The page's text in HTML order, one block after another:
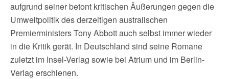
aufgrund seiner betont kritischen Äußerungen gegen die
Umweltpolitik des derzeitigen australischen
Premierministers Tony Abbott auch selbst immer wieder
in die Kritik gerät. In Deutschland sind seine Romane
zuletzt im Insel-Verlag sowie bei Atrium und im Berlin-
Verlag erschienen.